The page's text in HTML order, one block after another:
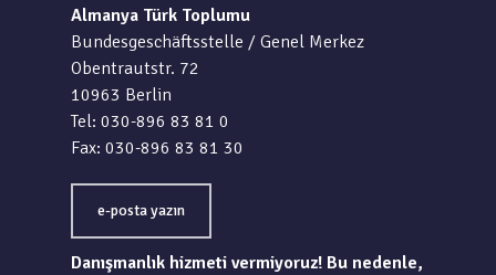
Almanya Türk Toplumu
Bundesgeschäftsstelle / Genel Merkez
Obentrautstr. 72
10963 Berlin
Tel: 030-896 83 81 0
Fax: 030-896 83 81 30
e-posta yazın
Danışmanlık hizmeti vermiyoruz! Bu nedenle,